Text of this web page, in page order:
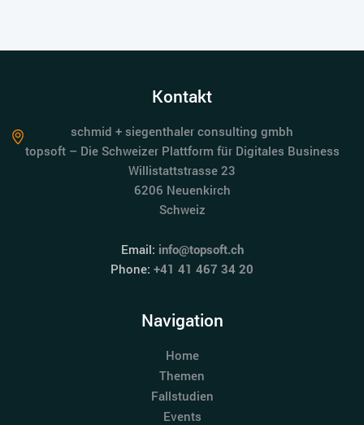
Kontakt
schmid + siegenthaler consulting gmbh
topsoft – Die Schweizer Plattform für Digitales Business
Willistattstrasse 23
6206 Neuenkirch
Schweiz
Email: info@topsoft.ch
Phone: +41 41 467 34 20
Navigation
Home
Themen
Fallstudien
Events